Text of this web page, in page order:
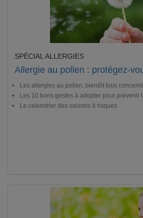
SPÉCIAL ALLERGIES
Allergie au pollen : protégez-
Les allergies au pollen, bientôt tous
Les 10 bons gestes à adopter pour prévenir
Le calendrier des saisons à risques